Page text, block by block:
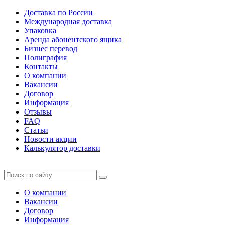
Доставка по России
Международная доставка
Упаковка
Аренда абонентского ящика
Бизнес перевод
Полиграфия
Контакты
О компании
Вакансии
Договор
Информация
Отзывы
FAQ
Статьи
Новости акции
Калькулятор доставки
О компании
Вакансии
Договор
Информация